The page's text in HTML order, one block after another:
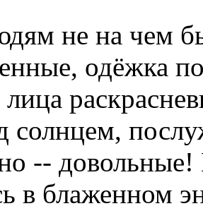
не на чем
одёжка
солнцем,
--
в блаженном